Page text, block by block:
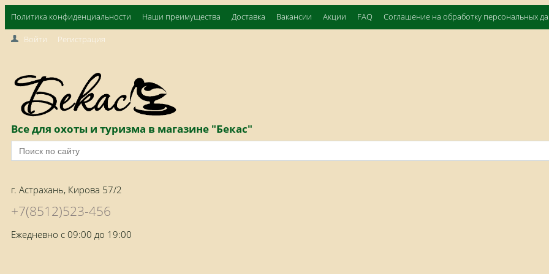
Политика конфиденциальности Наши преимущества Доставка Вакансии Акции FAQ Соглашение на обработку персональных
Войти Регистрация
Все для охоты и туризма в магазине "Бекас"
г. Астрахань, Кирова 57/2
+7(8512)523-456
Ежедневно с 09:00 до 19:00